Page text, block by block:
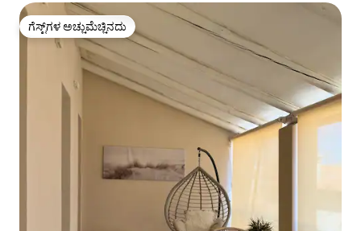
ಗೆಸ್ಟ್‌ಗಳ ಅಚ್ಚುಮೆಚ್ಚಿನದು
ಗೆಸ್ಟ್‌ಗಳ ಅಚ್ಚುಮೆಚ್ಚಿನದು